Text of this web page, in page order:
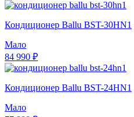
Кондиционер Ballu BST-30HN1
Мало
84 990 ₽
Кондиционер Ballu BST-24HN1
Мало